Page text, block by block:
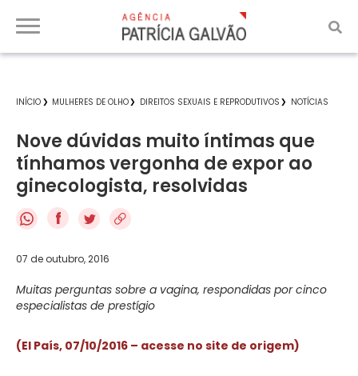
INÍCIO MULHERES DE OLHO DIREITOS SEXUAIS E REPRODUTIVOS NOTÍCIAS
Nove dúvidas muito íntimas que
tínhamos vergonha de expor ao
ginecologista, resolvidas
f
07 de outubro, 2016
Muitas perguntas sobre a vagina, respondidas por cinco
especialistas de prestígio
(El País, 07/10/2016 – acesse no site de origem)